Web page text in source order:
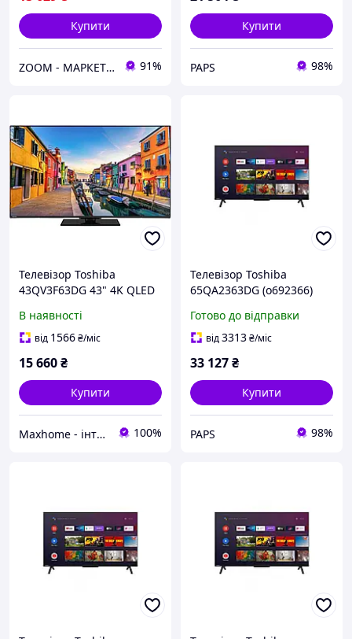
Купити
ZOOM - МАРКЕТ ЦИФРОВОЇ ТЕХНІКИ 91%
Купити
PAPS 98%
Телевізор Toshiba
43QV3F63DG 43" 4K QLED
В наявності
від 1566₴/міс
15 660₴
Купити
Maxhome - інтернет магазин 100%
Телевізор Toshiba
65QA2363DG (o692366)
Готово до відправки
від3313₴/міс
33 127₴
Купити
PAPS 98%